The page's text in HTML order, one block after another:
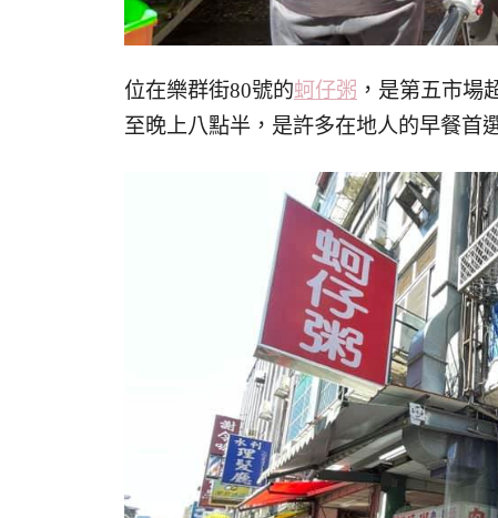
位在樂群街80號的蚵仔粥 ，是第五市場
至晚上八點半，是許多在地人的早餐首